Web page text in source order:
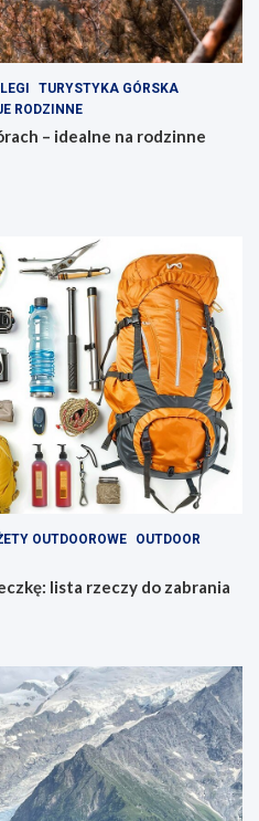
TURYSTYKA GÓRSKA
RODZINNE
– idealne na rodzinne
OUTDOOROWE
OUTDOOR
lista rzeczy do zabrania